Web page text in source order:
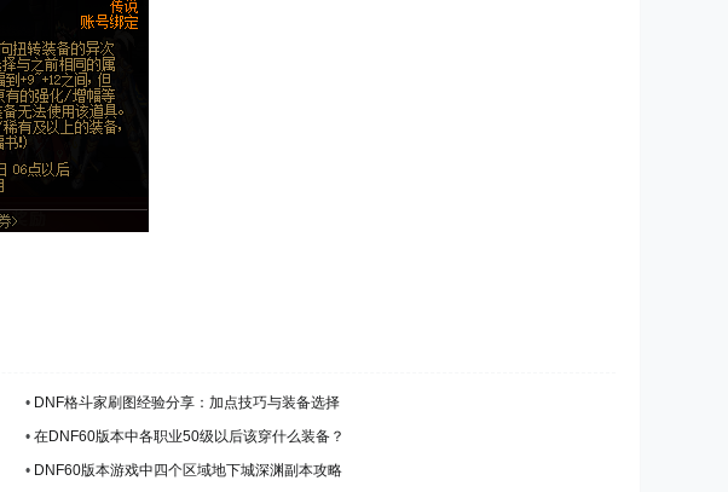
• DNF格斗家刷图经验分享：加点技巧与装备选择
• 在DNF60版本中各职业50级以后该穿什么装备？
• DNF60版本游戏中四个区域地下城深渊副本攻略